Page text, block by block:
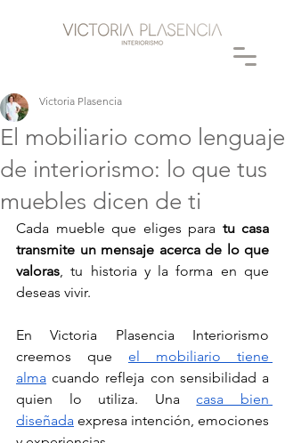
El mobiliario como lenguaje
de interiorismo: lo que tus
muebles dicen de ti
Victoria Plasencia
Cada mueble que eliges para tu casa
transmite un mensaje acerca de lo que
valoras, tu historia y la forma en que
deseas vivir.
En Victoria Plasencia Interiorismo
creemos que el mobiliario tiene
alma cuando refleja con sensibilidad a
quien lo utiliza. Una casa bien
diseñada expresa intención, emociones